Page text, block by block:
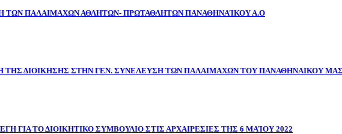
ΤΩΝ ΠΑΛΑΙΜΑΧΩΝ ΑΘΛΗΤΩΝ- ΠΡΩΤΑΘΛΗΤΩΝ ΠΑΝΑΘΗΝΑΊΚΟΥ Α.Ο
ΔΙΟΙΚΗΣΗΣ ΣΤΗΝ ΓΕΝ. ΣΥΝΕΛΕΥΣΗ ΤΩΝ ΠΑΛΑΙΜΑΧΩΝ ΤΟΥ ΠΑΝΑΘΗΝΑΙΚΟΥ ΜΑΣ
ΓΙΑ ΤΟ ΔΙΟΙΚΗΤΙΚΟ ΣΥΜΒΟΥΛΙΟ ΣΤΙΣ ΑΡΧΑΙΡΕΣΙΕΣ ΤΗΣ 6 ΜΑΊΟΥ 2022